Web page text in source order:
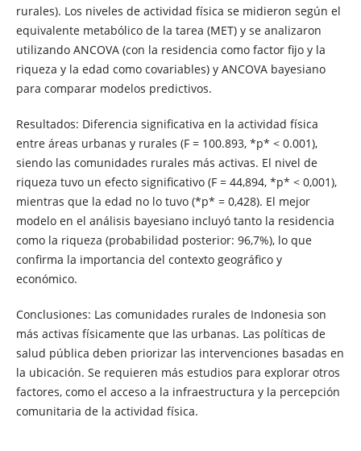
rurales). Los niveles de actividad física se midieron según el
equivalente metabólico de la tarea (MET) y se analizaron
utilizando ANCOVA (con la residencia como factor fijo y la
riqueza y la edad como covariables) y ANCOVA bayesiano
para comparar modelos predictivos.
Resultados: Diferencia significativa en la actividad física
entre áreas urbanas y rurales (F = 100.893, *p* < 0.001),
siendo las comunidades rurales más activas. El nivel de
riqueza tuvo un efecto significativo (F = 44,894, *p* < 0,001),
mientras que la edad no lo tuvo (*p* = 0,428). El mejor
modelo en el análisis bayesiano incluyó tanto la residencia
como la riqueza (probabilidad posterior: 96,7%), lo que
confirma la importancia del contexto geográfico y
económico.
Conclusiones: Las comunidades rurales de Indonesia son
más activas físicamente que las urbanas. Las políticas de
salud pública deben priorizar las intervenciones basadas en
la ubicación. Se requieren más estudios para explorar otros
factores, como el acceso a la infraestructura y la percepción
comunitaria de la actividad física.